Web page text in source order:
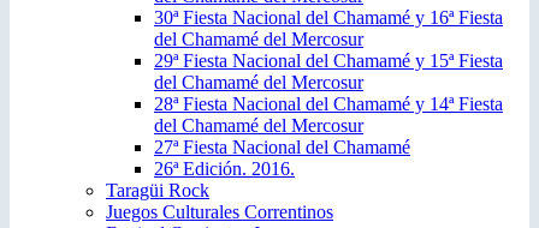
30ª Fiesta Nacional del Chamamé y 16ª Fiesta
del Chamamé del Mercosur
29ª Fiesta Nacional del Chamamé y 15ª Fiesta
del Chamamé del Mercosur
28ª Fiesta Nacional del Chamamé y 14ª Fiesta
del Chamamé del Mercosur
27ª Fiesta Nacional del Chamamé
26ª Edición. 2016.
Taragüi Rock
Juegos Culturales Correntinos